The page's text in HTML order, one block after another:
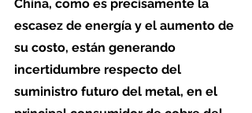
China, como es precisamente la
escasez de energía y el aumento de
su costo, están generando
incertidumbre respecto del
suministro futuro del metal, en el